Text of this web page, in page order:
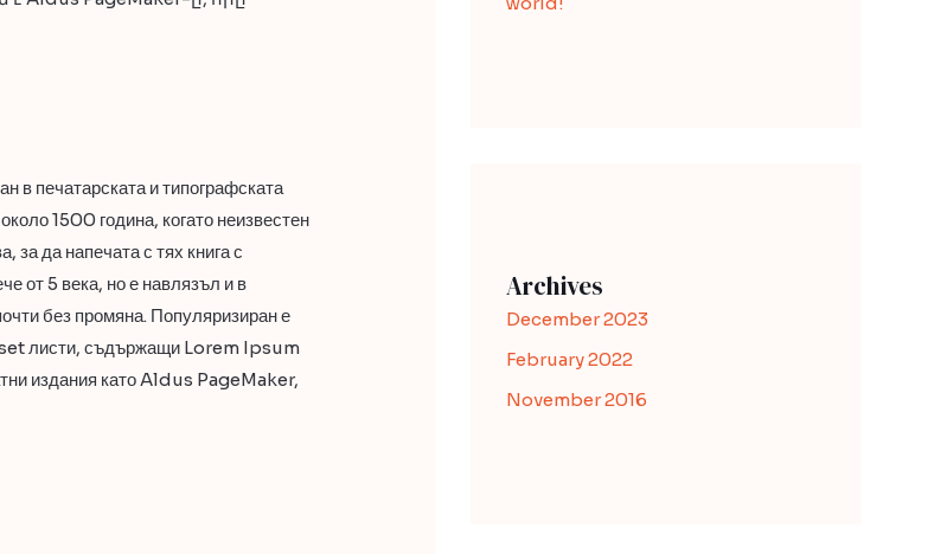
в печатарската и типографската
1500 година, когато неизвестен
за да напечата с тях книга с
от 5 века, но е навлязъл и в
без промяна. Популяризиран е
листи, съдържащи Lorem Ipsum
издания като Aldus PageMaker,
Archives
December 2023
February 2022
November 2016